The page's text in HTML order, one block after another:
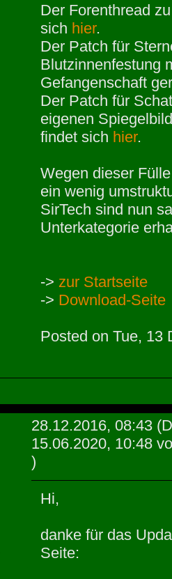
Der Forenthread
sich hier.
Der Patch für
Blutzinnenfestung
Gefangenschaft
Der Patch für
eigenen
findet sich hier.
Wegen dieser
ein wenig
SirTech sind nun
Unterkategorie
-> zur Startseite
-> Download-Seite
Posted on Tue, 13
28.12.2016, 08:43
15.06.2020, 10:48
)
Hi,
danke für das
Seite: